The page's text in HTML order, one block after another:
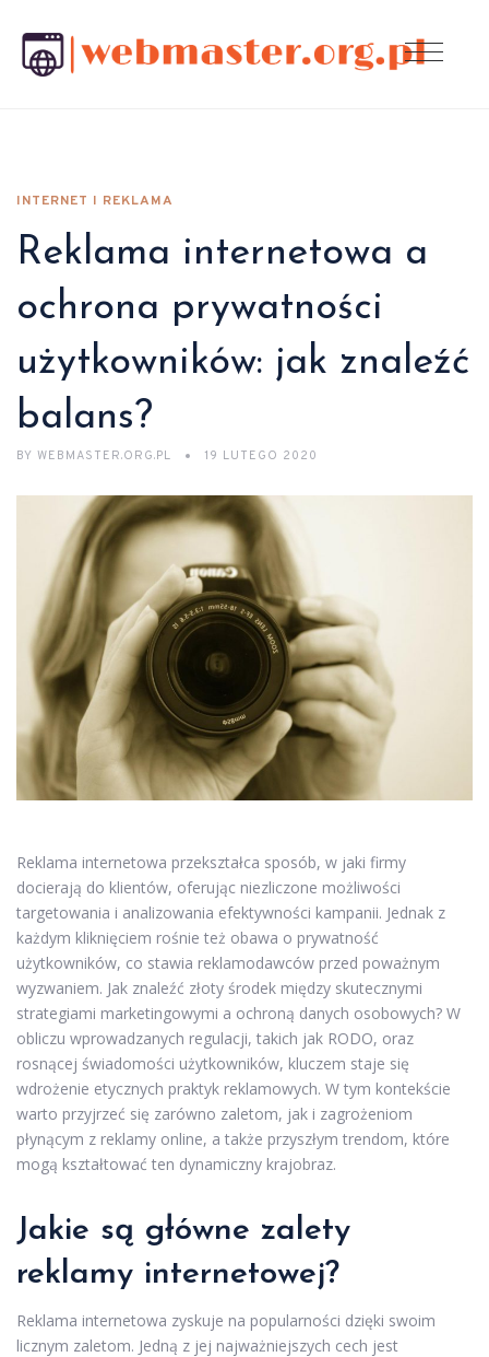
INTERNET I REKLAMA
Reklama internetowa a
ochrona prywatności
użytkowników: jak znaleźć
balans?
BY WEBMASTER.ORG.PL 19 LUTEGO 2020
Reklama internetowa przekształca sposób, w jaki firmy
docierają do klientów, oferując niezliczone możliwości
targetowania i analizowania efektywności kampanii. Jednak z
każdym kliknięciem rośnie też obawa o prywatność
użytkowników, co stawia reklamodawców przed poważnym
wyzwaniem. Jak znaleźć złoty środek między skutecznymi
strategiami marketingowymi a ochroną danych osobowych? W
obliczu wprowadzanych regulacji, takich jak RODO, oraz
rosnącej świadomości użytkowników, kluczem staje się
wdrożenie etycznych praktyk reklamowych. W tym kontekście
warto przyjrzeć się zarówno zaletom, jak i zagrożeniom
płynącym z reklamy online, a także przyszłym trendom, które
mogą kształtować ten dynamiczny krajobraz.
Jakie są główne zalety
reklamy internetowej?
Reklama internetowa zyskuje na popularności dzięki swoim
licznym zaletom. Jedną z jej najważniejszych cech jest